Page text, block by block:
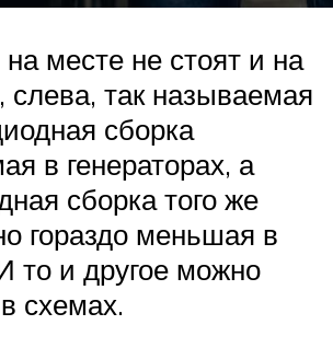
месте не стоят и на
так называемая
сборка
в генераторах, а
сборка того же
гораздо меньшая в
то и другое можно
схемах.